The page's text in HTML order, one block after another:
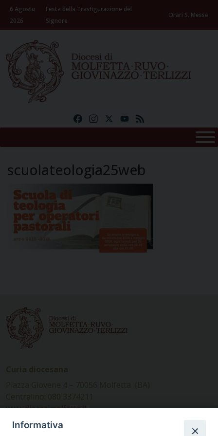
Skip
content
6 Agosto
2026
Festa della Trasfigurazione del
Signore
Orari S. Messe
FacebookInstagramYouTube
scuolateologia25web
www.diocesimolfetta.it –
diocesimolfetta@pec.chiesacattolica.it
Informativa